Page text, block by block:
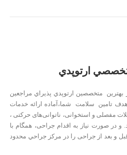
تخصصي ارتوپدي
بهترين متخصصين ارتوپدي پذيراي مراجعين
هدف تامين سلامت شما،‌آماده ارائه خدمات
مفصلی و استخوانی، ناتوانی‌های حرکتی ،
در صورت نیاز به اقدام جراحی، ‌همگام با
و بعد از جراحی را در مركز جراحي محدود